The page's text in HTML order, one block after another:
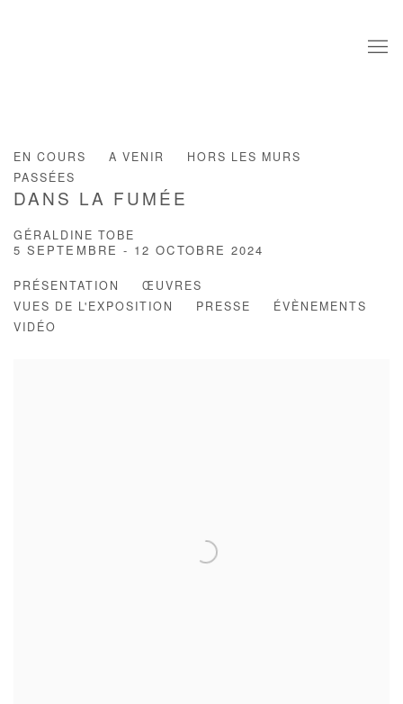
EN COURS A VENIR
HORS LES MURS
PASSÉES
DANS LA FUMÉE
GÉRALDINE TOBE
5 SEPTEMBRE - 12 OCTOBRE 2024
PRÉSENTATION
ŒUVRES
VUES DE L'EXPOSITION
PRESSE
ÉVÈNEMENTS
VIDÉO